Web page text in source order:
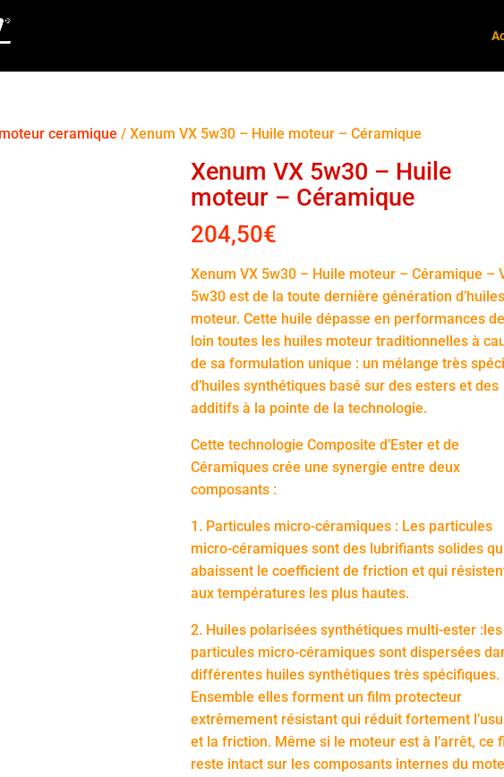
ceramique / Xenum VX 5w30 – Huile moteur – Céramique
Xenum VX 5w30 – Huile
moteur – Céramique
204,50€
Xenum VX 5w30 – Huile moteur – Céramique –
5w30 est de la toute dernière génération
moteur. Cette huile dépasse en performances
loin toutes les huiles moteur traditionnelles à
de sa formulation unique : un mélange très
d’huiles synthétiques basé sur des esters et des
additifs à la pointe de la technologie.
Cette technologie Composite d’Ester et de
Céramiques crée une synergie entre deux
composants :
1. Particules micro-céramiques : Les particules
micro-céramiques sont des lubrifiants solides
abaissent le coefficient de friction et qui
aux températures les plus hautes.
2. Huiles polarisées synthétiques multi-ester :les
particules micro-céramiques sont dispersées
différentes huiles synthétiques très spécifiques.
Ensemble elles forment un film protecteur
extrêmement résistant qui réduit fortement
et la friction. Même si le moteur est à l’arrêt, ce
reste intact sur les composants internes du